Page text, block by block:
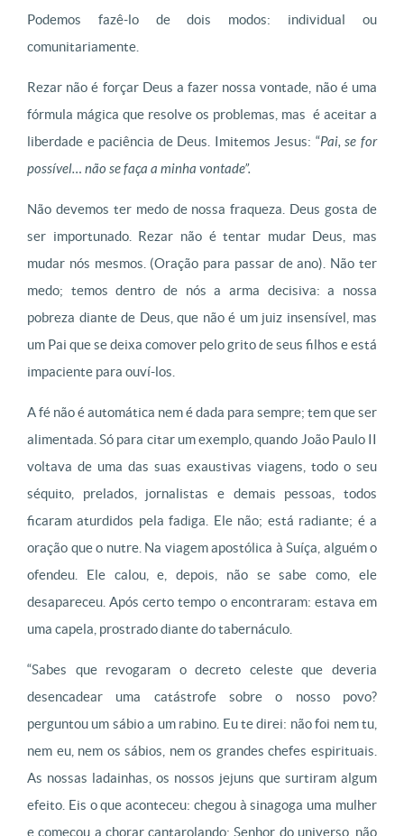
Podemos fazê-lo de dois modos: individual ou
comunitariamente.
Rezar não é forçar Deus a fazer nossa vontade, não é uma
fórmula mágica que resolve os problemas, mas é aceitar a
liberdade e paciência de Deus. Imitemos Jesus: “Pai, se for
possível… não se faça a minha vontade”.
Não devemos ter medo de nossa fraqueza. Deus gosta de
ser importunado. Rezar não é tentar mudar Deus, mas
mudar nós mesmos. (Oração para passar de ano). Não ter
medo; temos dentro de nós a arma decisiva: a nossa
pobreza diante de Deus, que não é um juiz insensível, mas
um Pai que se deixa comover pelo grito de seus filhos e está
impaciente para ouví-los.
A fé não é automática nem é dada para sempre; tem que ser
alimentada. Só para citar um exemplo, quando João Paulo II
voltava de uma das suas exaustivas viagens, todo o seu
séquito, prelados, jornalistas e demais pessoas, todos
ficaram aturdidos pela fadiga. Ele não; está radiante; é a
oração que o nutre. Na viagem apostólica à Suíça, alguém o
ofendeu. Ele calou, e, depois, não se sabe como, ele
desapareceu. Após certo tempo o encontraram: estava em
uma capela, prostrado diante do tabernáculo.
“Sabes que revogaram o decreto celeste que deveria
desencadear uma catástrofe sobre o nosso povo?
perguntou um sábio a um rabino. Eu te direi: não foi nem tu,
nem eu, nem os sábios, nem os grandes chefes espirituais.
As nossas ladainhas, os nossos jejuns que surtiram algum
efeito. Eis o que aconteceu: chegou à sinagoga uma mulher
e começou a chorar cantarolando: Senhor do universo, não